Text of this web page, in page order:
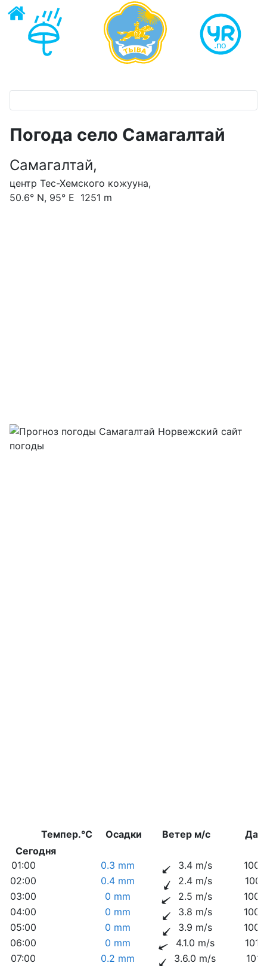
Погода село Самагалтай
Самагалтай,
центр Тес-Хемского кожууна,
50.6° N, 95° E 1251 m
Темпер.°C Осадки Ветер м/с
Сегодня
01:00
0.3 mm 3.4 m/s
02:00
0.4 mm 2.4 m/s
03:00
0 mm 2.5 m/s
04:00
0 mm 3.8 m/s
05:00
0 mm 3.9 m/s
06:00
0 mm 4.1.0 m/s
07:00
0.2 mm 3.6.0 m/s